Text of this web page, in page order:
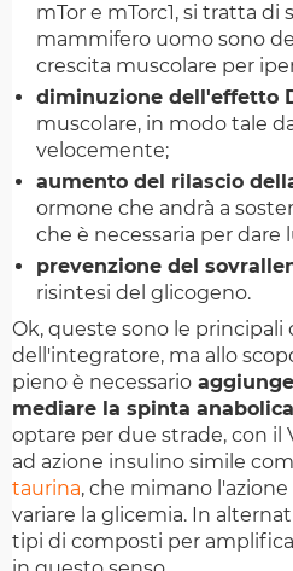
mTor e mTorc1, si tratta di
mammifero uomo sono
crescita muscolare per
diminuzione dell'effetto
muscolare, in modo tale
velocemente;
aumento del rilascio
ormone che andrà a
che è necessaria per dare
prevenzione del
risintesi del glicogeno.
Ok, queste sono le principali
dell'integratore, ma allo
pieno è necessario
mediare la spinta
optare per due strade, con il
ad azione insulino simile
taurina, che mimano
variare la glicemia. In
tipi di composti per